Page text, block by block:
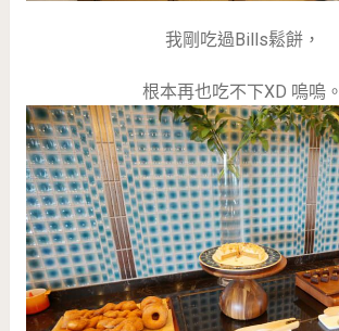
我剛吃過Bills鬆餅，
根本再也吃不下XD 嗚嗚。